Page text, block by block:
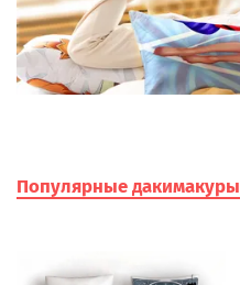
Популярные дакимакуры